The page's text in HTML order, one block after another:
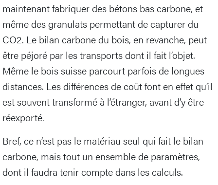
maintenant fabriquer des bétons bas carbone, et
même des granulats permettant de capturer du
CO2. Le bilan carbone du bois, en revanche, peut
être péjoré par les transports dont il fait l’objet.
Même le bois suisse parcourt parfois de longues
distances. Les différences de coût font en effet qu’il
est souvent transformé à l’étranger, avant d’y être
réexporté.
Bref, ce n’est pas le matériau seul qui fait le bilan
carbone, mais tout un ensemble de paramètres,
dont il faudra tenir compte dans les calculs.